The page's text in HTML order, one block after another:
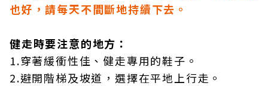
也好，請每天不間斷地持續下去。
健走時要注意的地方：
1.穿著緩衝性佳、健走專用的鞋子。
2.避開階梯及坡道，選擇在平地上行走。